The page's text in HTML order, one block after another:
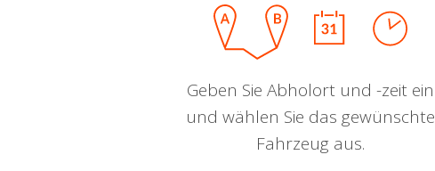
Geben Sie Abholort und -zeit ein
und wählen Sie das gewünschte
Fahrzeug aus.